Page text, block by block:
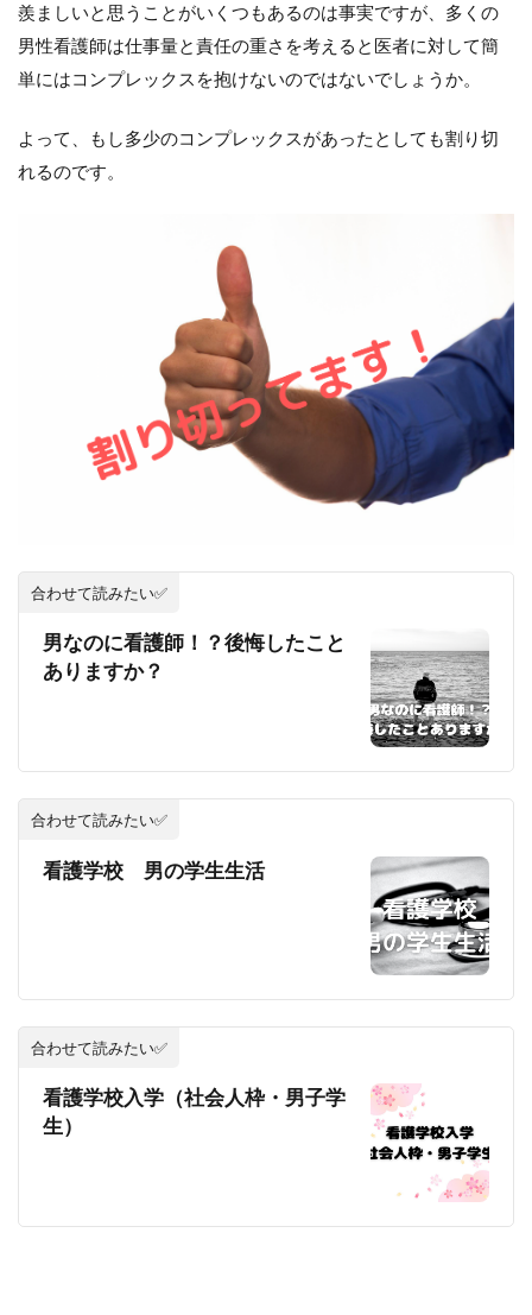
羨ましいと思うことがいくつもあるのは事実ですが、多くの
男性看護師は仕事量と責任の重さを考えると医者に対して簡
単にはコンプレックスを抱けないのではないでしょうか。
よって、もし多少のコンプレックスがあったとしても割り切
れるのです。
合わせて読みたい✅
男なのに看護師！？後悔したこと
ありますか？
合わせて読みたい✅
看護学校 男の学生生活
合わせて読みたい✅
看護学校入学（社会人枠・男子学
生）